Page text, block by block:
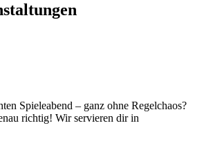
Spieleabend – ganz ohne Regelchaos?
richtig! Wir servieren dir in